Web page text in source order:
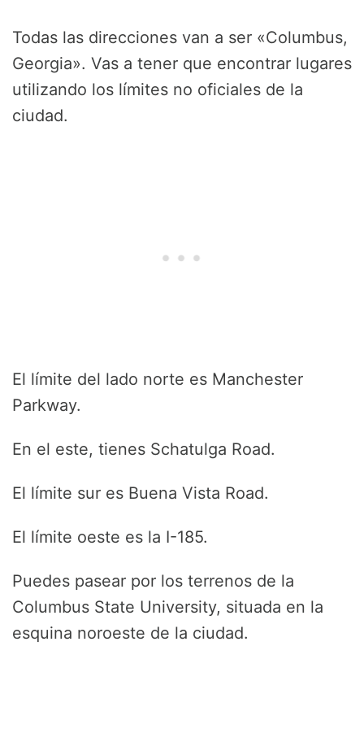
Todas las direcciones van a ser «Columbus,
Georgia». Vas a tener que encontrar lugares
utilizando los límites no oficiales de la
ciudad.
El límite del lado norte es Manchester
Parkway.
En el este, tienes Schatulga Road.
El límite sur es Buena Vista Road.
El límite oeste es la I-185.
Puedes pasear por los terrenos de la
Columbus State University, situada en la
esquina noroeste de la ciudad.